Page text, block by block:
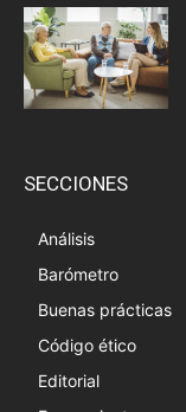
SECCIONES
Análisis
Barómetro
Buenas prácticas
Código ético
Editorial